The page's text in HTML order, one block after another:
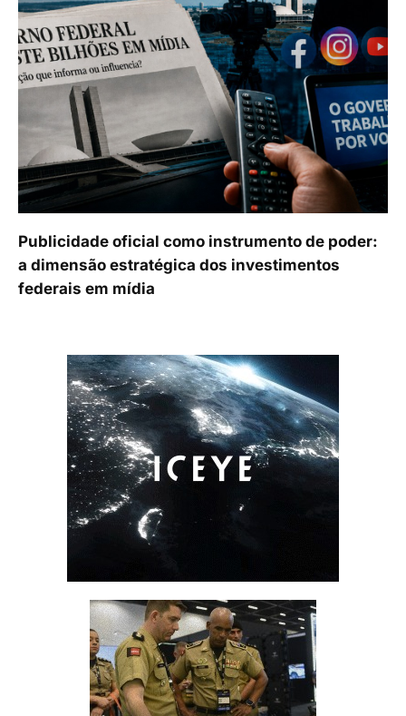
Publicidade oficial como instrumento de poder:
a dimensão estratégica dos investimentos
federais em mídia